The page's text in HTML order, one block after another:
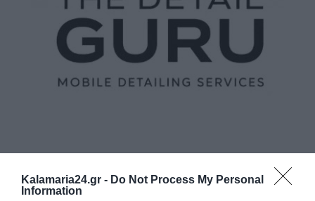
Kalamaria24.gr - Do Not Process My Personal
Information